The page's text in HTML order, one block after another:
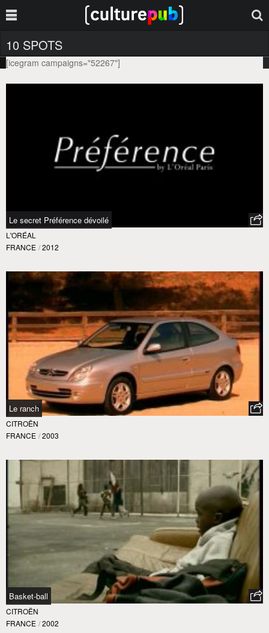
10 SPOTS
[icegram campaigns="52267"]
Le secret Préférence dévoilé
L'ORÉAL
FRANCE / 2012
Le ranch
CITROËN
FRANCE / 2003
Basket-ball
CITROËN
FRANCE / 2002